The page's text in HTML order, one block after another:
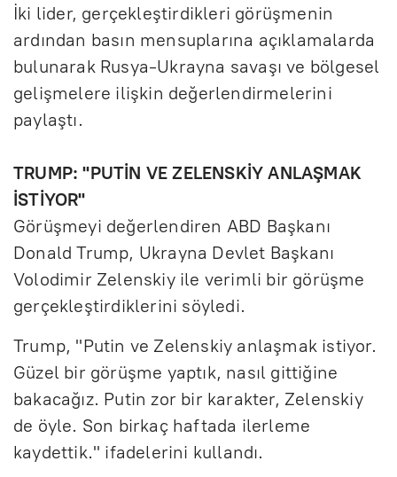
İki lider, gerçekleştirdikleri görüşmenin
ardından basın mensuplarına açıklamalarda
bulunarak Rusya-Ukrayna savaşı ve bölgesel
gelişmelere ilişkin değerlendirmelerini
paylaştı.
TRUMP: "PUTİN VE ZELENSKİY ANLAŞMAK
İSTİYOR"
Görüşmeyi değerlendiren ABD Başkanı
Donald Trump, Ukrayna Devlet Başkanı
Volodimir Zelenskiy ile verimli bir görüşme
gerçekleştirdiklerini söyledi.
Trump, "Putin ve Zelenskiy anlaşmak istiyor.
Güzel bir görüşme yaptık, nasıl gittiğine
bakacağız. Putin zor bir karakter, Zelenskiy
de öyle. Son birkaç haftada ilerleme
kaydettik." ifadelerini kullandı.